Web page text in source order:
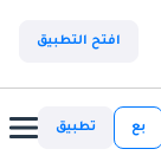
افتح التطبيق
بع تطبيق